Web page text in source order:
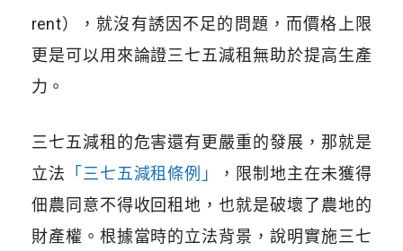
rent），就沒有誘因不足的問題，而價格上限
更是可以用來論證三七五減租無助於提高生產
力。
三七五減租的危害還有更嚴重的發展，那就是
立法 「三七五減租條例」
，限制地主在未獲得
佃農同意不得收回租地，也就是破壞了農地的
財產權。根據當時的立法背景，說明實施三七